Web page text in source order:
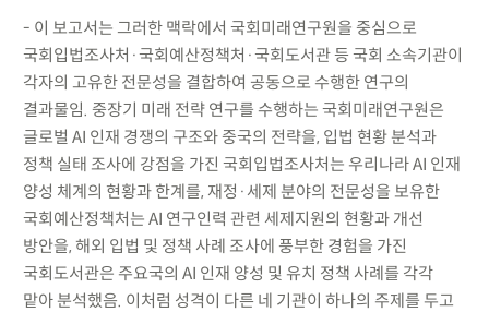
- 이 보고서는 그러한 맥락에서 국회미래연구원을 중심으로
국회입법조사처·국회예산정책처·국회도서관 등 국회 소속기관이
각자의 고유한 전문성을 결합하여 공동으로 수행한 연구의
결과물임. 중장기 미래 전략 연구를 수행하는 국회미래연구원은
글로벌 AI 인재 경쟁의 구조와 중국의 전략을, 입법 현황 분석과
정책 실태 조사에 강점을 가진 국회입법조사처는 우리나라 AI 인재
양성 체계의 현황과 한계를, 재정·세제 분야의 전문성을 보유한
국회예산정책처는 AI 연구인력 관련 세제지원의 현황과 개선
방안을, 해외 입법 및 정책 사례 조사에 풍부한 경험을 가진
국회도서관은 주요국의 AI 인재 양성 및 유치 정책 사례를 각각
맡아 분석했음. 이처럼 성격이 다른 네 기관이 하나의 주제를 두고